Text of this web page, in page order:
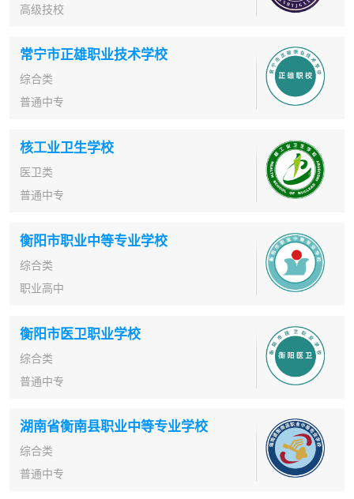
高级技校
常宁市正雄职业技术学校
综合类
普通中专
核工业卫生学校
医卫类
普通中专
衡阳市职业中等专业学校
综合类
职业高中
衡阳市医卫职业学校
综合类
普通中专
湖南省衡南县职业中等专业学校
综合类
普通中专